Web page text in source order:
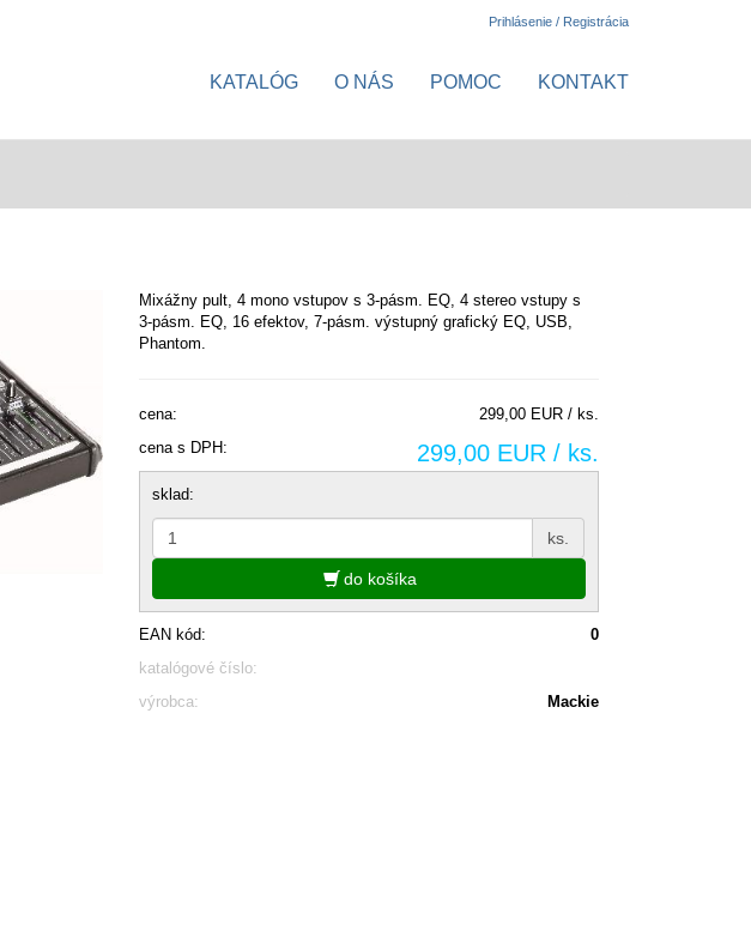
Prihlásenie / Registrácia
KATALÓG O NÁS POMOC KONTAKT
Mixážny pult, 4 mono vstupov s 3-pásm. EQ, 4 stereo vstupy s
3-pásm. EQ, 16 efektov, 7-pásm. výstupný grafický EQ, USB,
Phantom.
cena:
299,00 EUR / ks.
cena s DPH:
299,00 EUR / ks.
sklad:
ks.
do košíka
EAN kód:
0
katalógové číslo:
výrobca:
Mackie